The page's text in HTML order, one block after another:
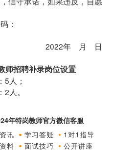
：
2022年 月 日
师招聘补录岗位设置
人；
人。
年特岗教师官方微信客服
讯
学习答疑
1对1指导
料
面试技巧 公开讲座